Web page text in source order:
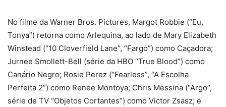
No filme da Warner Bros. Pictures, Margot Robbie (“Eu,
Tonya”) retorna como Arlequina, ao lado de Mary Elizabeth
Winstead (“10 Cloverfield Lane”, “Fargo”) como Caçadora;
Jurnee Smollett-Bell (série da HBO “True Blood”) como
Canário Negro; Rosie Perez (“Fearless”, “A Escolha
Perfeita 2”) como Renee Montoya; Chris Messina (“Argo”,
série de TV “Objetos Cortantes”) como Victor Zsasz; e